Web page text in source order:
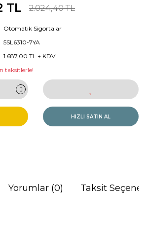
TL 2.024,40 TL
Otomatik Sigortalar
5SL6310-7YA
1.687,00 TL + KDV
taksitlerle!
HIZLI SATIN AL
Yorumlar (0) Taksit